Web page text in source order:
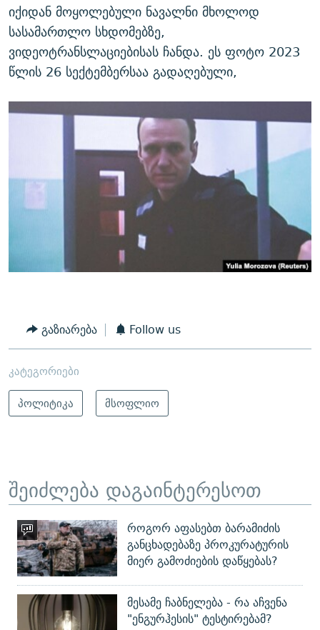
იქიდან მოყოლებული ნავალნი მხოლოდ
სასამართლო სხდომებზე,
ვიდეოტრანსლაციებისას ჩანდა. ეს ფოტო 2023
წლის 26 სექტემბერსაა გადაღებული,
გაზიარება Follow us
კატეგორიები
პოლიტიკა
მსოფლიო
შეიძლება დაგაინტერესოთ
როგორ აფასებთ ბარამიძის
განცხადებაზე პროკურატურის
მიერ გამოძიების დაწყებას?
მესამე ჩაბნელება - რა აჩვენა
"ენგურჰესის" ტესტირებამ?